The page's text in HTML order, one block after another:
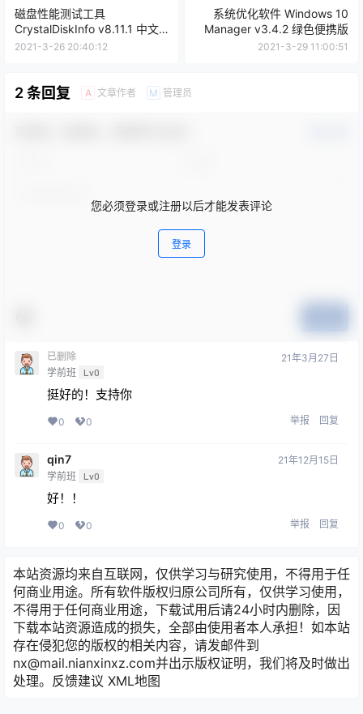
磁盘性能测试工具
CrystalDiskInfo v8.11.1 中文
便携版
2021-3-26 20:40:12
系统优化软件 Windows 10
Manager v3.4.2 绿色便携版
2021-3-29 11:00:51
2 条回复 A 文章作者 M 管理员
您必须登录或注册以后才能发表评论
登录
已删除
学前班 Lv0
21年3月27日
挺好的！支持你
0 0 举报 回复
qin7
学前班 Lv0
21年12月15日
好！！
0 0 举报 回复
本站资源均来自互联网，仅供学习与研究使用，不得用于任
何商业用途。所有软件版权归原公司所有，仅供学习使用，
不得用于任何商业用途，下载试用后请24小时内删除，因
下载本站资源造成的损失，全部由使用者本人承担！如本站
存在侵犯您的版权的相关内容，请发邮件到
nx@mail.nianxinxz.com并出示版权证明，我们将及时做出
处理。 反馈建议 XML地图